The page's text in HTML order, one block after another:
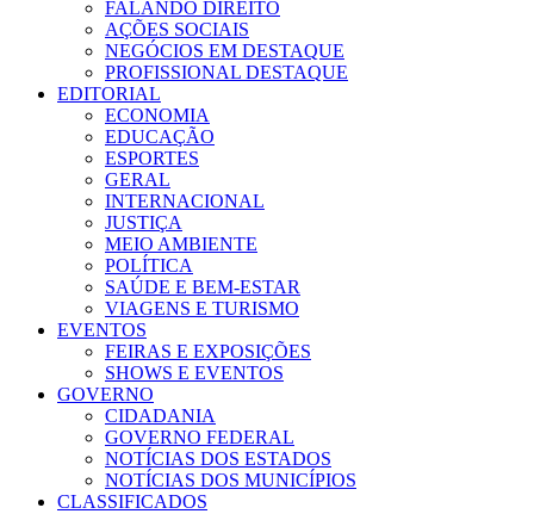
FALANDO DIREITO
AÇÕES SOCIAIS
NEGÓCIOS EM DESTAQUE
PROFISSIONAL DESTAQUE
EDITORIAL
ECONOMIA
EDUCAÇÃO
ESPORTES
GERAL
INTERNACIONAL
JUSTIÇA
MEIO AMBIENTE
POLÍTICA
SAÚDE E BEM-ESTAR
VIAGENS E TURISMO
EVENTOS
FEIRAS E EXPOSIÇÕES
SHOWS E EVENTOS
GOVERNO
CIDADANIA
GOVERNO FEDERAL
NOTÍCIAS DOS ESTADOS
NOTÍCIAS DOS MUNICÍPIOS
CLASSIFICADOS